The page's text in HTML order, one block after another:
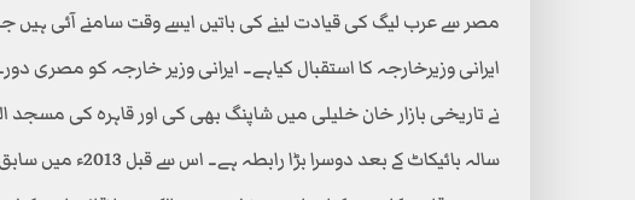
مصر سے عرب لیگ کی قیادت لینے کی باتیں ایسے وقت سامنے آئی
ایرانی وزیرخارجہ کا استقبال کیاہے۔ ایرانی وزیر خارجہ کو مصری
سالہ بائیکاٹ کے